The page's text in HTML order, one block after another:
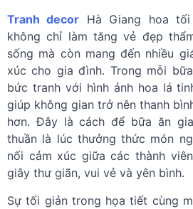
Tranh decor Hà Giang hoa
không chỉ làm tăng vẻ đẹp
sống mà còn mang đến nhiều
xúc cho gia đình. Trong mỗi
bức tranh với hình ảnh hoa lá
giúp không gian trở nên thanh
hơn. Đây là cách để bữa ăn
thuần là lúc thưởng thức món
nối cảm xúc giữa các thành
giây thư giãn, vui vẻ và yên bình.
Sự tối giản trong họa tiết cùng